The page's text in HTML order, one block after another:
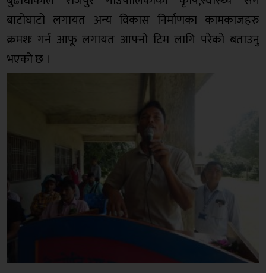
बाटोघाटो लगायत अन्य विकास निर्माणका कामकाजहरु
क्रमशः गर्न आफू लगायत आफ्नो टिम लागि परेको बताउनु
भएको छ ।